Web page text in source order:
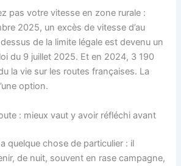
pas votre vitesse en zone rurale :
2025, un excès de vitesse d’au
de la limite légale est devenu un
du 9 juillet 2025. Et en 2024, 3 190
la vie sur les routes françaises. La
option.
: mieux vaut y avoir réfléchi avant
quelque chose de particulier : il
de nuit, souvent en rase campagne,